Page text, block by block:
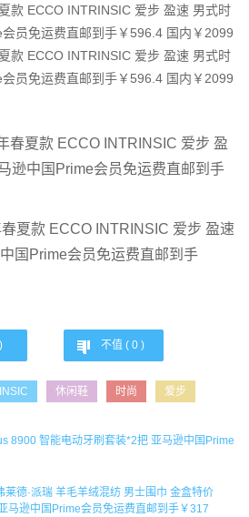
) 不值 ( 0 )
休闲鞋 时尚
爱步
8900 智能电动牙刷套装*2把 亚马逊中国Prime
莱德·派瑞 羊毛羊绒混纺 男士围巾 金盒特价
马逊中国Prime会员免运费直邮到手￥317